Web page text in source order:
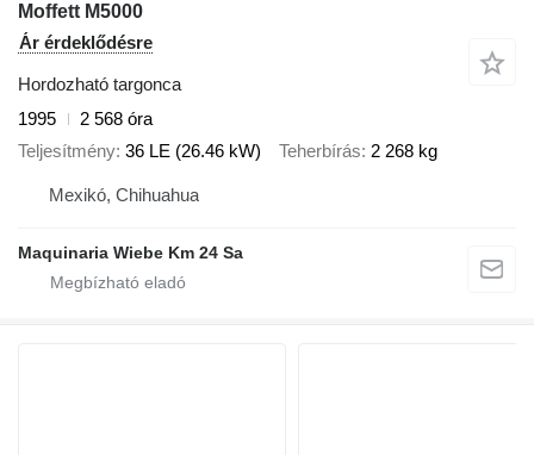
Moffett M5000
Ár érdeklődésre
Hordozható targonca
1995
2 568 óra
Teljesítmény 36 LE (26.46 kW) Teherbírás 2 268 kg
Mexikó, Chihuahua
Maquinaria Wiebe Km 24 Sa